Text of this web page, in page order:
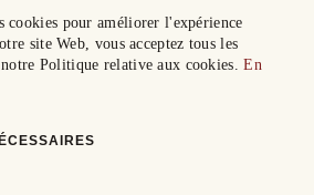
cookies pour améliorer l'expérience
site Web, vous acceptez tous les
Politique relative aux cookies.En